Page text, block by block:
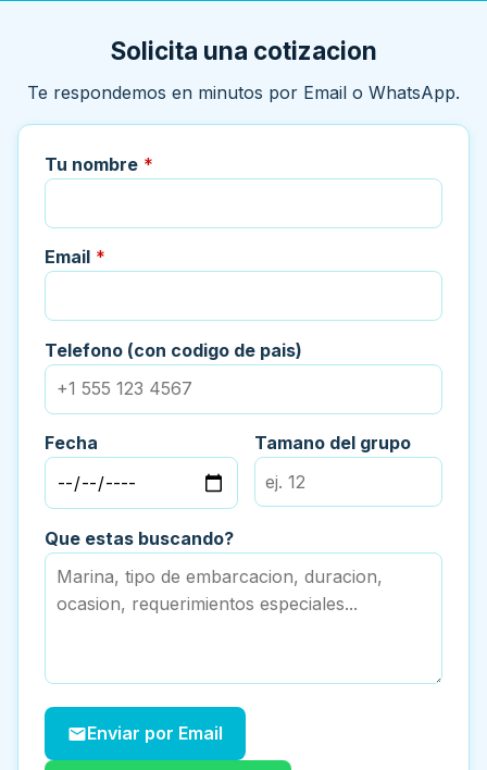
Solicita una cotizacion
Te respondemos en minutos por Email o WhatsApp.
Tu nombre *
Email *
Telefono (con codigo de pais)
Fecha Tamano del grupo
Que estas buscando?
Enviar por Email